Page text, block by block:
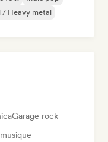
/ Heavy metal
Garage rock